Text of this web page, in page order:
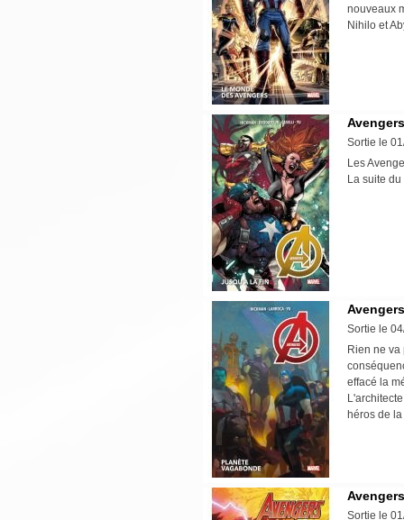
nouveaux
Nihilo et
Sortie le
Les
La suite
Sortie le
Rien ne
effacé la
héros de
Sortie le